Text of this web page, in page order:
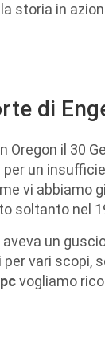
storia in
di
Oregon il 30
per un
vi abbiamo
soltanto nel
un
vari scopi,
vogliamo